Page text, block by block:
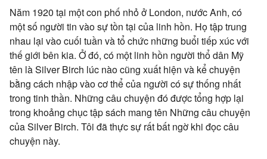
Năm 1920 tại một con phố nhỏ ở London, nước Anh, có
một số người tin vào sự tồn tại của linh hồn. Họ tập trung
nhau lại vào cuối tuần và tổ chức những buổi tiếp xúc với
thế giới bên kia. Ở đó, có một linh hồn người thổ dân Mỹ
tên là Silver Birch lúc nào cũng xuất hiện và kể chuyện
bằng cách nhập vào cơ thể của người có sự thống nhất
trong tinh thần. Những câu chuyện đó được tổng hợp lại
trong khoảng chục tập sách mang tên Những câu chuyện
của Silver Birch. Tôi đã thực sự rất bất ngờ khi đọc câu
chuyện này.